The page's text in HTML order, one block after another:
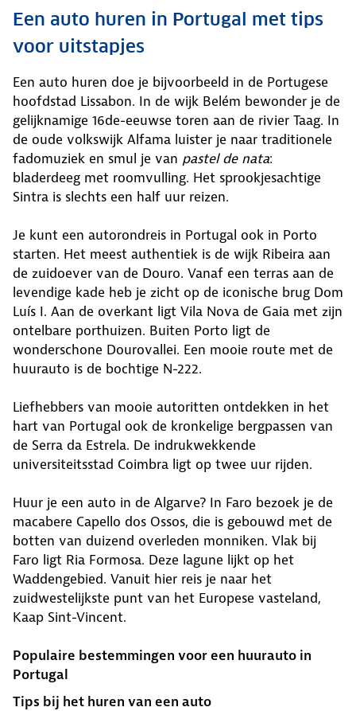
Een auto huren in Portugal met tips
voor uitstapjes
Een auto huren doe je bijvoorbeeld in de Portugese
hoofdstad Lissabon. In de wijk Belém bewonder je de
gelijknamige 16de-eeuwse toren aan de rivier Taag. In
de oude volkswijk Alfama luister je naar traditionele
fadomuziek en smul je van pastel de nata:
bladerdeeg met roomvulling. Het sprookjesachtige
Sintra is slechts een half uur reizen.
Je kunt een autorondreis in Portugal ook in Porto
starten. Het meest authentiek is de wijk Ribeira aan
de zuidoever van de Douro. Vanaf een terras aan de
levendige kade heb je zicht op de iconische brug Dom
Luís I. Aan de overkant ligt Vila Nova de Gaia met zijn
ontelbare porthuizen. Buiten Porto ligt de
wonderschone Dourovallei. Een mooie route met de
huurauto is de bochtige N-222.
Liefhebbers van mooie autoritten ontdekken in het
hart van Portugal ook de kronkelige bergpassen van
de Serra da Estrela. De indrukwekkende
universiteitsstad Coimbra ligt op twee uur rijden.
Huur je een auto in de Algarve? In Faro bezoek je de
macabere Capello dos Ossos, die is gebouwd met de
botten van duizend overleden monniken. Vlak bij
Faro ligt Ria Formosa. Deze lagune lijkt op het
Waddengebied. Vanuit hier reis je naar het
zuidwestelijkste punt van het Europese vasteland,
Kaap Sint-Vincent.
Populaire bestemmingen voor een huurauto in
Portugal
Tips bij het huren van een auto